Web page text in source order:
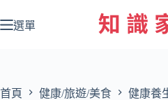
至
容
選單
首頁 健康/旅遊/美食
健康養